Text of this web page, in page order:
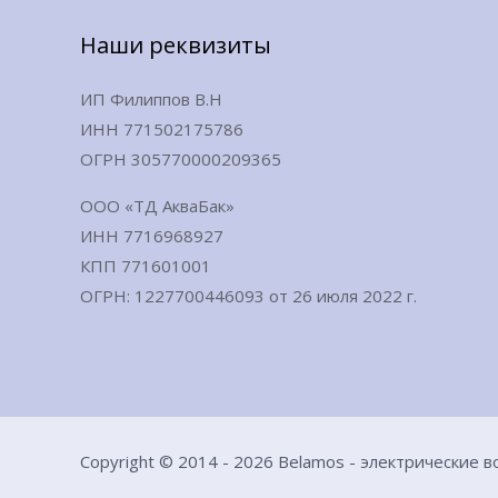
Наши реквизиты
ИП Филиппов В.Н
ИНН 771502175786
ОГРН 305770000209365
ООО «ТД АкваБак»
ИНН 7716968927
КПП 771601001
ОГРН: 1227700446093 от 26 июля 2022 г.
Copyright © 2014 - 2026 Belamos - электрические